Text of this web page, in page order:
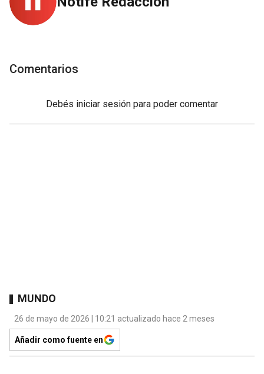
Comentarios
Debés iniciar sesión para poder comentar
MUNDO
26 de mayo de 2026 | 10:21 actualizado hace 2 meses
Añadir como fuente en